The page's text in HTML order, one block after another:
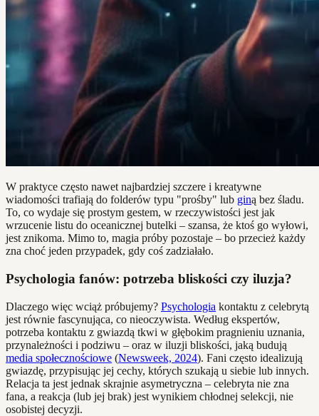
W praktyce często nawet najbardziej szczere i kreatywne
wiadomości trafiają do folderów typu "prośby" lub giną bez śladu.
To, co wydaje się prostym gestem, w rzeczywistości jest jak
wrzucenie listu do oceanicznej butelki – szansa, że ktoś go wyłowi,
jest znikoma. Mimo to, magia próby pozostaje – bo przecież każdy
zna choć jeden przypadek, gdy coś zadziałało.
Psychologia fanów: potrzeba bliskości czy iluzja?
Dlaczego więc wciąż próbujemy? Psychologia kontaktu z celebrytą
jest równie fascynująca, co nieoczywista. Według ekspertów,
potrzeba kontaktu z gwiazdą tkwi w głębokim pragnieniu uznania,
przynależności i podziwu – oraz w iluzji bliskości, jaką budują
media społecznościowe (Newsweek, 2024). Fani często idealizują
gwiazdę, przypisując jej cechy, których szukają u siebie lub innych.
Relacja ta jest jednak skrajnie asymetryczna – celebryta nie zna
fana, a reakcja (lub jej brak) jest wynikiem chłodnej selekcji, nie
osobistej decyzji.